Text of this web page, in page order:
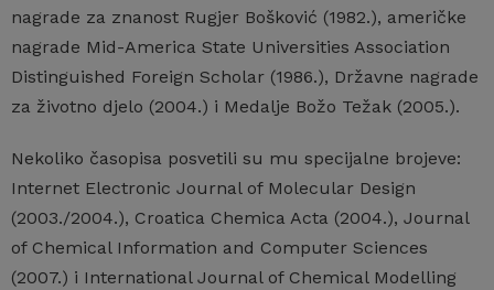
nagrade za znanost Rugjer Bošković (1982.), američke
nagrade Mid-America State Universities Association
Distinguished Foreign Scholar (1986.), Državne nagrade
za životno djelo (2004.) i Medalje Božo Težak (2005.).
Nekoliko časopisa posvetili su mu specijalne brojeve:
Internet Electronic Journal of Molecular Design
(2003./2004.), Croatica Chemica Acta (2004.), Journal
of Chemical Information and Computer Sciences
(2007.) i International Journal of Chemical Modelling